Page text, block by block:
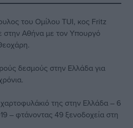
του Ομίλου TUI, κος Fritz
στην Αθήνα με τον Υπουργό
δεσμούς στην Ελλάδα για
της στην Ελλάδα – 6
– φτάνοντας 49 ξενοδοχεία στη